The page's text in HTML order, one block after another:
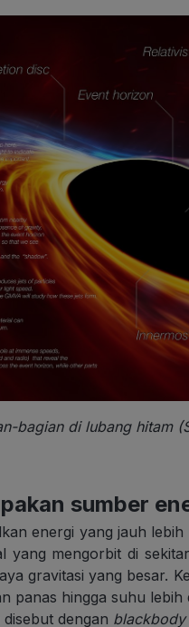
bagian di lubang hitam
sumber
energi yang jauh
yang mengorbit di
gravitasi yang besar.
panas hingga suhu
dengan